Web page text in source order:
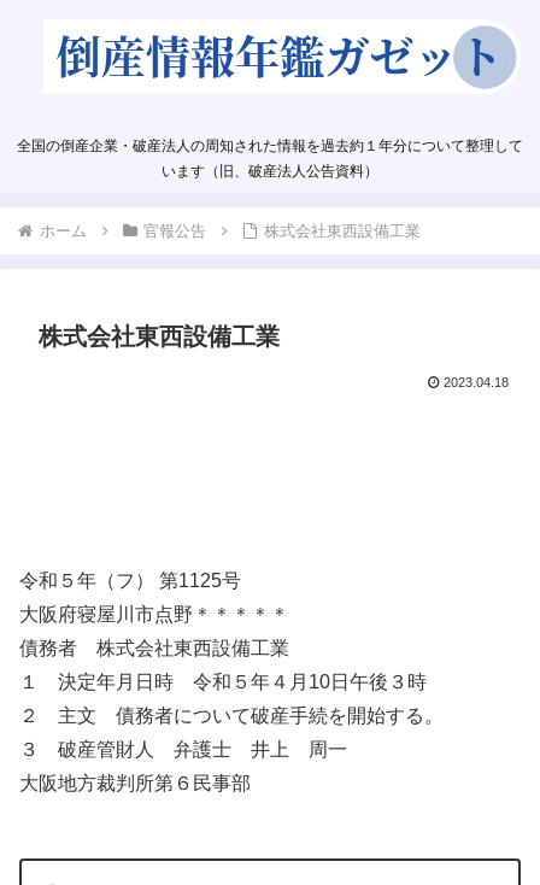
全国の倒産企業・破産法人の周知された情報を過去約１年分について整理して
います（旧、破産法人公告資料）
ホーム 官報公告 株式会社東西設備工業
株式会社東西設備工業
2023.04.18
令和５年（フ） 第1125号
大阪府寝屋川市点野＊＊＊＊＊
債務者 株式会社東西設備工業
１ 決定年月日時 令和５年４月10日午後３時
２ 主文 債務者について破産手続を開始する。
３ 破産管財人 弁護士 井上 周一
大阪地方裁判所第６民事部